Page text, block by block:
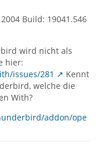
Build: 19041.546
wird nicht als
hier:
issues/281
Kennt
welche die
With?
addon/ope